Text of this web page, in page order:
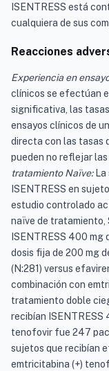
ISENTRESS está
cualquiera de sus
Reacciones
Experiencia en
clínicos se efectúan
significativa, las
ensayos clínicos de
directa con las tasas
pueden no reflejar
tratamiento Naïve:
ISENTRESS en
estudio controlado
naïve de tratamiento,
ISENTRESS 400 mg
dosis fija de 200 mg
(N:281) versus
combinación con
tratamiento doble
recibían ISENTRESS
tenofovir fue 247
sujetos que recibían
emtricitabina (+)